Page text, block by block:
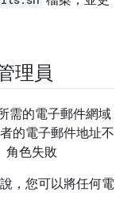
理員
需的電子郵件網域
的電子郵件地址不
角色失敗
，您可以將任何電